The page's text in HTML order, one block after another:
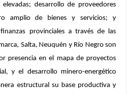
desarrollo de proveedores
amplio de bienes y servicios; y
provinciales a través de las
Salta, Neuquén y Río Negroson
presencia en el mapa de proyectos
y el desarrollo minero-energético
estructural su base productiva y